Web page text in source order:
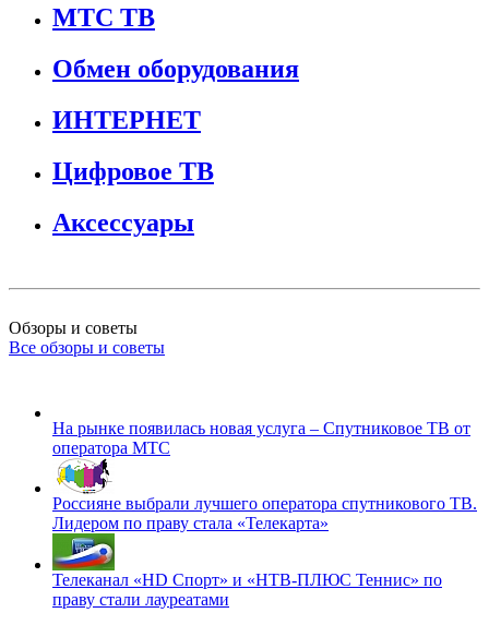
МТС ТВ
Обмен оборудования
ИНТЕРНЕТ
Цифровое ТВ
Аксессуары
Обзоры и советы
Все обзоры и советы
На рынке появилась новая услуга – Спутниковое ТВ от
оператора МТС
Россияне выбрали лучшего оператора спутникового ТВ.
Лидером по праву стала «Телекарта»
Телеканал «HD Спорт» и «НТВ-ПЛЮС Теннис» по
праву стали лауреатами